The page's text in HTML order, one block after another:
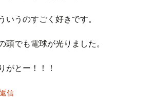
いうのすごく好きです。
頭でも電球が光りました。
がとー！！！
返信